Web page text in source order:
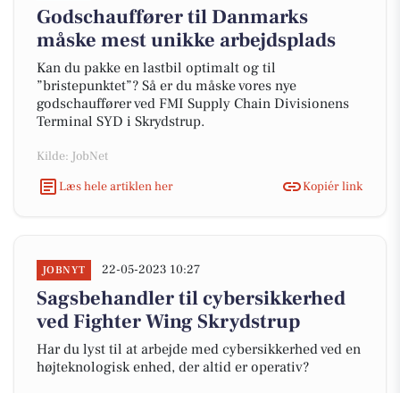
Godschauffører til Danmarks
måske mest unikke arbejdsplads
Kan du pakke en lastbil optimalt og til
”bristepunktet”? Så er du måske vores nye
godschauffører ved FMI Supply Chain Divisionens
Terminal SYD i Skrydstrup.
Kilde: JobNet
Læs hele artiklen her
Kopiér link
JOBNYT 22-05-2023 10:27
Sagsbehandler til cybersikkerhed
ved Fighter Wing Skrydstrup
Har du lyst til at arbejde med cybersikkerhed ved en
højteknologisk enhed, der altid er operativ?